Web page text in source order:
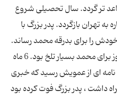
تر گردد. سال تحصیلی شروع
تهران بازگردد. پدر بزرگ با
را برای بدرقه محمد رساند.
دوری از پدر بزرگ در این حال و روز برای محمد بسیار تلخ بود. 6 ماه
ای از عمویش رسید که خبری
داشت ، پدر بزرگ فوت کرده بود